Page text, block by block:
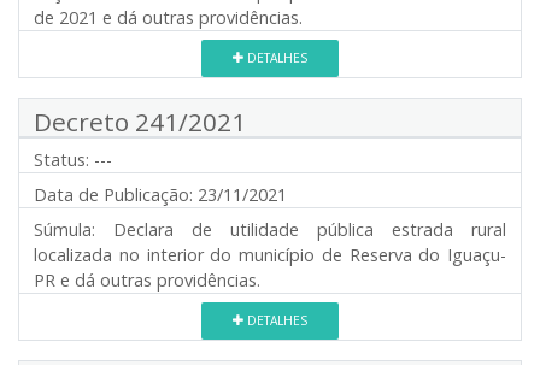
de 2021 e dá outras providências.
DETALHES
Decreto 241/2021
Status: ---
Data de Publicação: 23/11/2021
Súmula: Declara de utilidade pública estrada rural
localizada no interior do município de Reserva do Iguaçu-
PR e dá outras providências.
DETALHES